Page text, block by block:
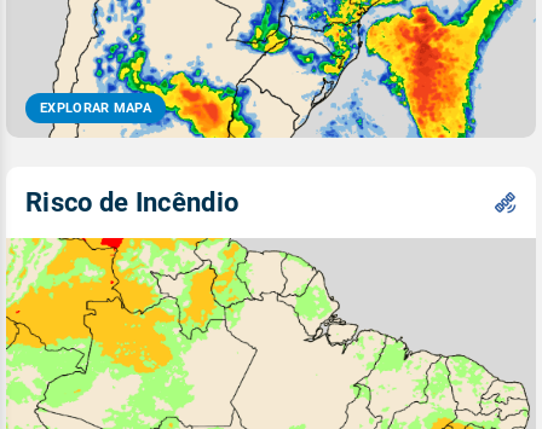
EXPLORAR MAPA
Risco de Incêndio